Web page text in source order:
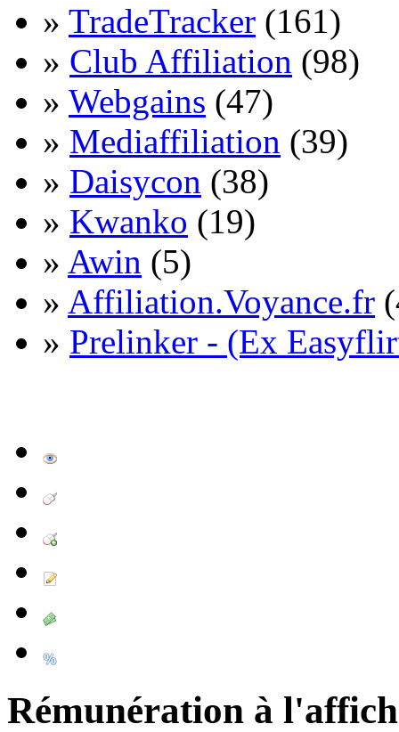
» TradeTracker (161)
» Club Affiliation (98)
» Webgains (47)
» Mediaffiliation (39)
» Daisycon (38)
» Kwanko (19)
» Awin (5)
» Affiliation.Voyance.fr
» Prelinker - (Ex
Rémunération à